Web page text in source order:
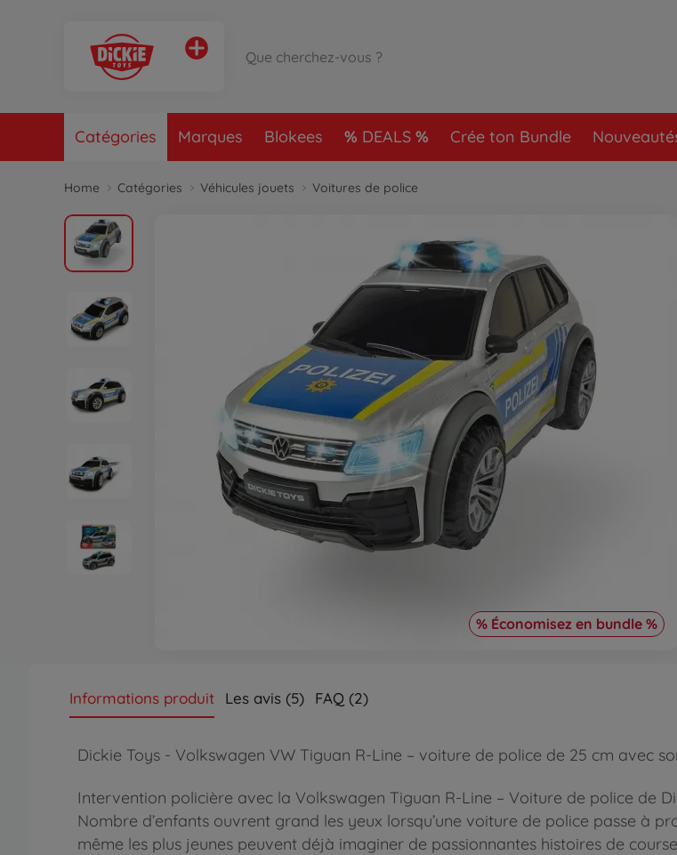
Catégories Marques Blokees DEALS Crée ton Bundle
Home Catégories Véhicules jouets Voitures de police
% Économisez en bundle %
Informations produit Les avis (5) FAQ (2)
Dickie Toys - Volkswagen VW Tiguan R-Line – voiture de police de 25 cm avec
Intervention policière avec la Volkswagen Tiguan R-Line – Voiture de police de
Nombre d’enfants ouvrent grand les yeux lorsqu’une voiture de police passe à
même les plus jeunes peuvent déjà imaginer de passionnantes histoires de